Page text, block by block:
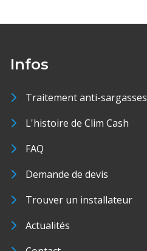
Infos
Traitement anti-sargasses
L'histoire de Clim Cash
FAQ
Demande de devis
Trouver un installateur
Actualités